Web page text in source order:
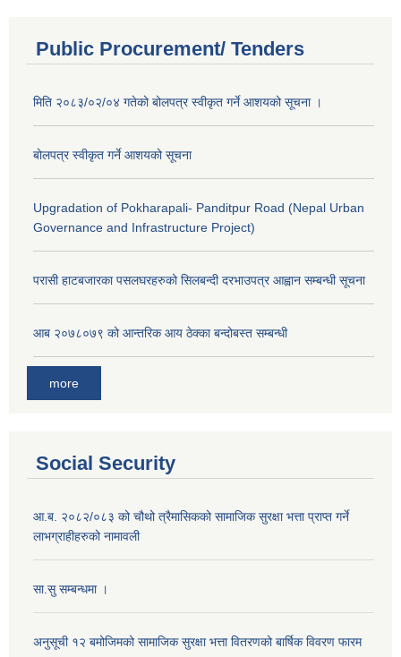
Public Procurement/ Tenders
मिति २०८३/०२/०४ गतेको बोलपत्र स्वीकृत गर्ने आशयको सूचना ।
बोलपत्र स्वीकृत गर्ने आशयको सूचना
Upgradation of Pokharapali- Panditpur Road (Nepal Urban
Governance and Infrastructure Project)
परासी हाटबजारका पसलघरहरुको सिलबन्दी दरभाउपत्र आह्वान सम्बन्धी सूचना
आ‍ब २०७८०७९ को आन्तरिक आय ठेक्का बन्दोबस्त सम्बन्धी
more
Social Security
आ.ब. २०८२/०८३ को चौथो त्रैमासिकको सामाजिक सुरक्षा भत्ता प्राप्त गर्ने
लाभग्राहीहरुको नामावली
सा.सु सम्बन्धमा ।
अनुसूची १२ बमोजिमको सामाजिक सुरक्षा भत्ता वितरणको बार्षिक विवरण फारम